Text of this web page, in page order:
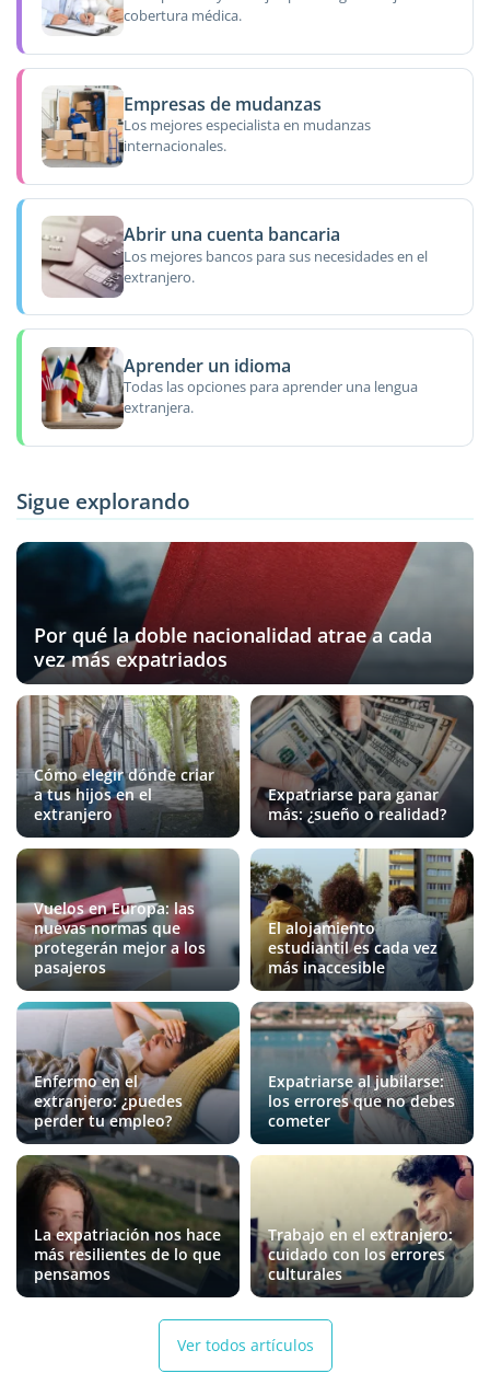
cobertura médica.
Empresas de mudanzas
Los mejores especialista en mudanzas
internacionales.
Abrir una cuenta bancaria
Los mejores bancos para sus necesidades en el
extranjero.
Aprender un idioma
Todas las opciones para aprender una lengua
extranjera.
Sigue explorando
Por qué la doble nacionalidad atrae a cada
vez más expatriados
Cómo elegir dónde criar
a tus hijos en el
extranjero
Expatriarse para ganar
más: ¿sueño o realidad?
Vuelos en Europa: las
nuevas normas que
protegerán mejor a los
pasajeros
El alojamiento
estudiantil es cada vez
más inaccesible
Enfermo en el
extranjero: ¿puedes
perder tu empleo?
Expatriarse al jubilarse:
los errores que no debes
cometer
La expatriación nos hace
más resilientes de lo que
pensamos
Trabajo en el extranjero:
cuidado con los errores
culturales
Ver todos artículos